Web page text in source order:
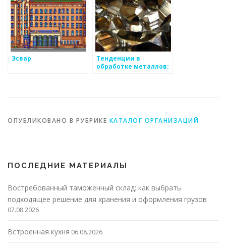
Эсвар
Тенденции в
обработке металлов:
ОПУБЛИКОВАНО В РУБРИКЕ КАТАЛОГ ОРГАНИЗАЦИЙ
ПОСЛЕДНИЕ МАТЕРИАЛЫ
Востребованный таможенный склад: как выбрать
подходящее решение для хранения и оформления грузов
07.08.2026
Встроенная кухня 06.08.2026